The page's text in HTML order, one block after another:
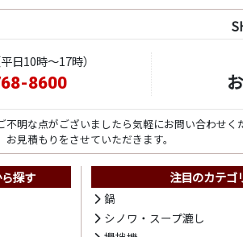
日10時～17時）
8600
不明な点がございましたら気軽にお問い合わせ
見積もりをさせていただきます。
探す 注目のカテゴ
鍋
シノワ・スープ漉し